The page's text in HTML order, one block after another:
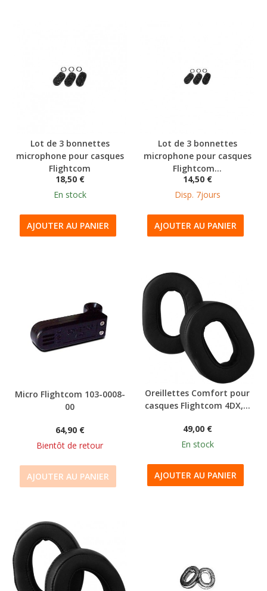
Lot de 3 bonnettes
microphone pour casques
Flightcom
18,50 €
En stock
AJOUTER AU PANIER
Lot de 3 bonnettes
microphone pour casques
Flightcom...
14,50 €
Disp. 7jours
AJOUTER AU PANIER
Micro Flightcom 103-0008-
00
64,90 €
Bientôt de retour
AJOUTER AU PANIER
Oreillettes Comfort pour
casques Flightcom 4DX,...
49,00 €
En stock
AJOUTER AU PANIER